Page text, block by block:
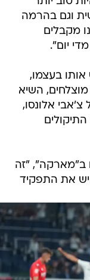
וגם בהרמה
מקבלים
יום".
בעצמו,
השיא
אלונסו,
ב"מארקה", "זה
את התפקיד